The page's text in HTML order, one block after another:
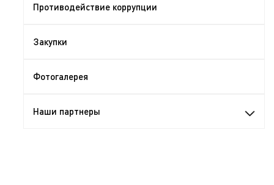
Противодействие коррупции
Закупки
Фотогалерея
Наши партнеры